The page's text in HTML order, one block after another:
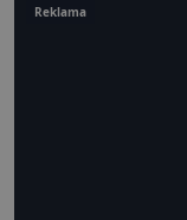
Reklama